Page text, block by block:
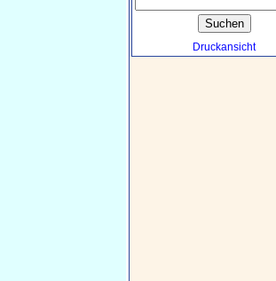
Druckansicht